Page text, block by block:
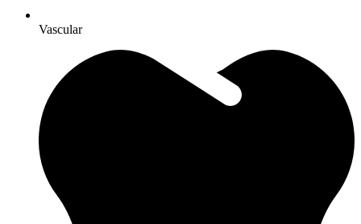
Vascular